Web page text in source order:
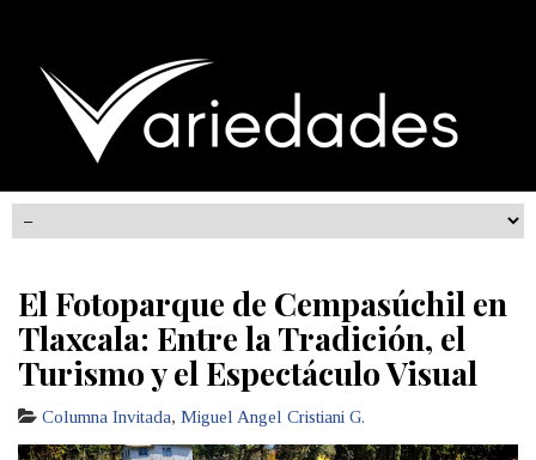
El Fotoparque de Cempasúchil en
Tlaxcala: Entre la Tradición, el
Turismo y el Espectáculo Visual
Columna Invitada, Miguel Angel Cristiani G.